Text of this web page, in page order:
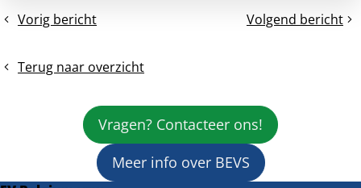
Vorig bericht
Reactie
Belgium
regeerakkoord:
Volgend bericht
Vernieuwde
in-
hybrides:
wie
betaalt
de
Terug naar overzicht
Vragen? Contacteer ons!
Meer info over BEVS